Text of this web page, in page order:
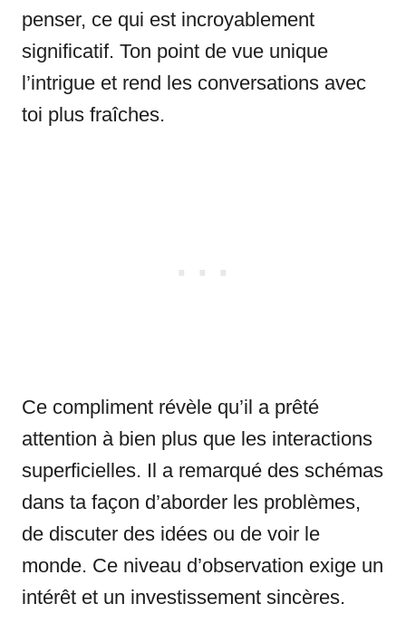
penser, ce qui est incroyablement
significatif. Ton point de vue unique
l’intrigue et rend les conversations avec
toi plus fraîches.
Ce compliment révèle qu’il a prêté
attention à bien plus que les interactions
superficielles. Il a remarqué des schémas
dans ta façon d’aborder les problèmes,
de discuter des idées ou de voir le
monde. Ce niveau d’observation exige un
intérêt et un investissement sincères.